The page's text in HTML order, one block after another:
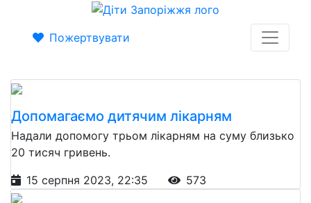
Пожертвувати
Допомагаємо дитячим лікарням
Надали допомогу трьом лікарням на суму близько
20 тисяч гривень.
15 серпня 2023, 22:35
573